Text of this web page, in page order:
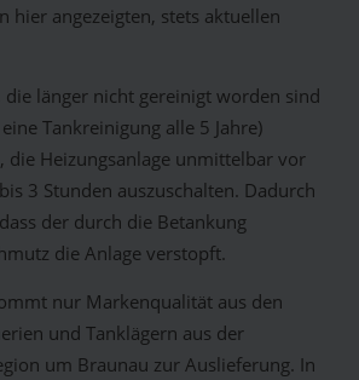
hier angezeigten, stets aktuellen
die länger nicht gereinigt worden sind
Tankreinigung alle 5 Jahre)
die Heizungsanlage unmittelbar vor
3 Stunden auszuschalten. Dadurch
der durch die Betankung
die Anlage verstopft.
nur Markenqualität aus den
und Tanklägern aus der
um Braunau zur Auslieferung. In